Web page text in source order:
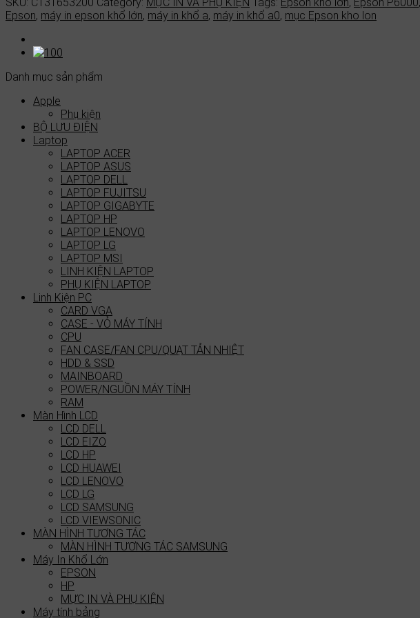
SKU: C13T653200 Category: MỰC IN VÀ PHỤ KIỆN Tags: Epson khổ lớn, Epson P6000,
Epson, máy in epson khổ lớn, máy in khổ a, máy in khổ a0, mục Epson kho lon
Danh mục sản phẩm
Apple
Phụ kiện
BỘ LƯU ĐIỆN
Laptop
LAPTOP ACER
LAPTOP ASUS
LAPTOP DELL
LAPTOP FUJITSU
LAPTOP GIGABYTE
LAPTOP HP
LAPTOP LENOVO
LAPTOP LG
LAPTOP MSI
LINH KIỆN LAPTOP
PHỤ KIỆN LAPTOP
Linh Kiện PC
CARD VGA
CASE - VỎ MÁY TÍNH
CPU
FAN CASE/FAN CPU/QUẠT TẢN NHIỆT
HDD & SSD
MAINBOARD
POWER/NGUỒN MÁY TÍNH
RAM
Màn Hình LCD
LCD DELL
LCD EIZO
LCD HP
LCD HUAWEI
LCD LENOVO
LCD LG
LCD SAMSUNG
LCD VIEWSONIC
MÀN HÌNH TƯƠNG TÁC
MÀN HÌNH TƯƠNG TÁC SAMSUNG
Máy In Khổ Lớn
EPSON
HP
MỰC IN VÀ PHỤ KIỆN
Máy tính bảng